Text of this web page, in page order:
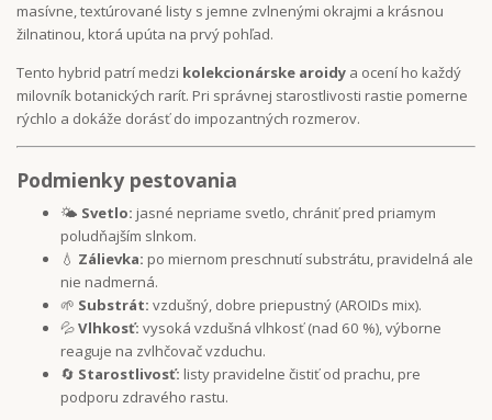
masívne, textúrované listy s jemne zvlnenými okrajmi a krásnou
žilnatinou, ktorá upúta na prvý pohľad.
Tento hybrid patrí medzi kolekcionárske aroidy a ocení ho každý
milovník botanických rarít. Pri správnej starostlivosti rastie pomerne
rýchlo a dokáže dorásť do impozantných rozmerov.
Podmienky pestovania
🌤️ Svetlo: jasné nepriame svetlo, chrániť pred priamym
poludňajším slnkom.
💧 Zálievka: po miernom preschnutí substrátu, pravidelná ale
nie nadmerná.
🌱 Substrát: vzdušný, dobre priepustný (AROIDs mix).
💦Vlhkosť: vysoká vzdušná vlhkosť (nad 60 %), výborne
reaguje na zvlhčovač vzduchu.
🔄 Starostlivosť: listy pravidelne čistiť od prachu, pre
podporu zdravého rastu.